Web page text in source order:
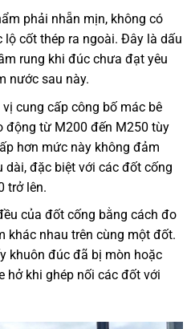
phải nhẵn mịn, không có
lộ cốt thép ra ngoài. Đây là dấu
rung khi đúc chưa đạt yêu
nước sau này.
cung cấp công bố mác bê
động từ M200 đến M250 tùy
hơn mức này không đảm
dài, đặc biệt với các đốt cống
trở lên.
của đốt cống bằng cách đo
khác nhau trên cùng một đốt.
khuôn đúc đã bị mòn hoặc
hở khi ghép nối các đốt với